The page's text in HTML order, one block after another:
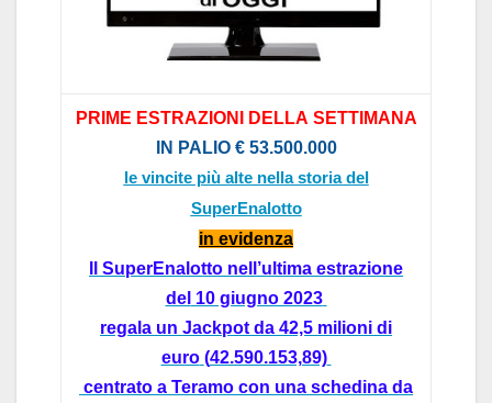
PRIME ESTRAZIONI DELLA SETTIMANA
IN PALIO € 53.500.000
le vincite più alte nella storia del
SuperEnalotto
in evidenza
SuperEnalotto nel l’ultima estrazione
del 10 giugno 2023
regala un Jackpot da 42,5 milioni di
euro (42.590.153,89)
centrato a Teramo con una schedina da